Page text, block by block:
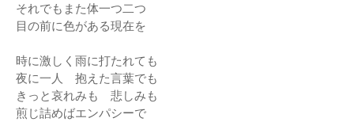
それでもまた体一つ二つ
目の前に色がある現在を
時に激しく雨に打たれても
夜に一人 抱えた言葉でも
きっと哀れみも 悲しみも
煎じ詰めばエンパシーで